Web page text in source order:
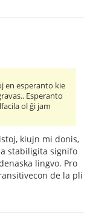
en esperanto kie
Esperanto
ol ĝi jam
kiujn mi donis,
stabiligita signifo
lingvo. Pro
de la pli